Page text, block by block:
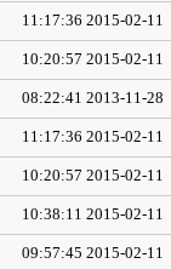
2015-02-11 11:17:36
2015-02-11 10:20:57
2013-11-28 08:22:41
2015-02-11 11:17:36
2015-02-11 10:20:57
2015-02-11 10:38:11
2015-02-11 09:57:45